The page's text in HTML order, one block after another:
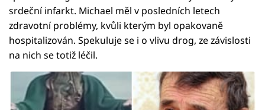
srdeční infarkt. Michael měl v posledních letech
zdravotní problémy, kvůli kterým byl opakovaně
hospitalizován. Spekuluje se i o vlivu drog, ze závislosti
na nich se totiž léčil.